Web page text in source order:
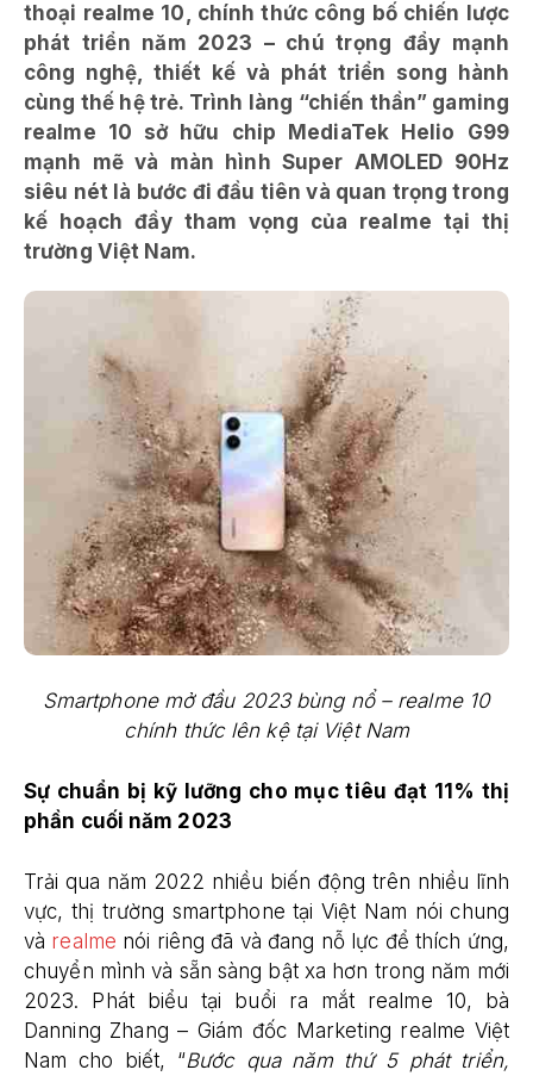
thoại realme 10, chính thức công bố chiến lược
phát triển năm 2023 – chú trọng đẩy mạnh
công nghệ, thiết kế và phát triển song hành
cùng thế hệ trẻ. Trình làng “chiến thần” gaming
realme 10 sở hữu chip MediaTek Helio G99
mạnh mẽ và màn hình Super AMOLED 90Hz
siêu nét là bước đi đầu tiên và quan trọng trong
kế hoạch đầy tham vọng của realme tại thị
trường Việt Nam.
Smartphone mở đầu 2023 bùng nổ – realme 10
chính thức lên kệ tại Việt Nam
Sự chuẩn bị kỹ lưỡng cho mục tiêu đạt 11% thị
phần cuối năm 2023
Trải qua năm 2022 nhiều biến động trên nhiều lĩnh
vực, thị trường smartphone tại Việt Nam nói chung
và realme nói riêng đã và đang nỗ lực để thích ứng,
chuyển mình và sẵn sàng bật xa hơn trong năm mới
2023. Phát biểu tại buổi ra mắt realme 10, bà
Danning Zhang – Giám đốc Marketing realme Việt
Nam cho biết, “Bước qua năm thứ 5 phát triển,